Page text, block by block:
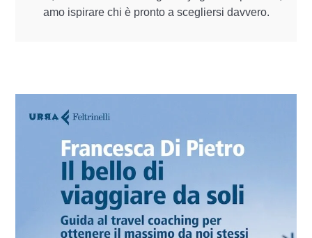
amo ispirare chi è pronto a scegliersi davvero.